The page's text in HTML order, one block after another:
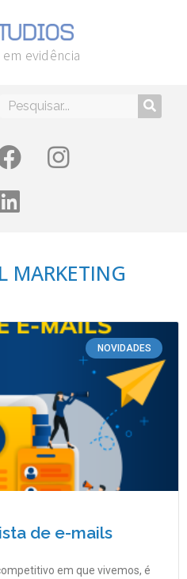
evidência
MARKETING
NOVIDADES
de e-mails
em que vivemos, é